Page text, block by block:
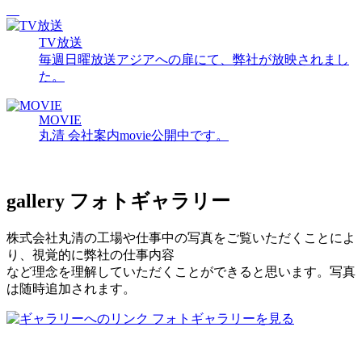
TV放送
毎週日曜放送アジアへの扉にて、弊社が放映されまし
た。
MOVIE
丸清 会社案内movie公開中です。
gallery フォトギャラリー
株式会社丸清の工場や仕事中の写真をご覧いただくことによ
り、視覚的に弊社の仕事内容
など理念を理解していただくことができると思います。写真
は随時追加されます。
フォトギャラリーを見る